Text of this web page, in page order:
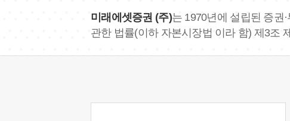
미래에셋증권 (주)는 1970년에 설립된 증권
관한 법률(이하 자본시장법 이라 함) 제3조